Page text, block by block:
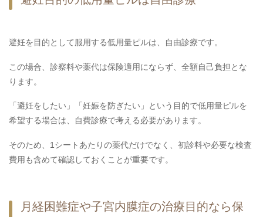
避妊を目的として服用する低用量ピルは、自由診療です。
この場合、診察料や薬代は保険適用にならず、全額自己負担とな
ります。
「避妊をしたい」「妊娠を防ぎたい」という目的で低用量ピルを
希望する場合は、自費診療で考える必要があります。
そのため、1シートあたりの薬代だけでなく、初診料や必要な検査
費用も含めて確認しておくことが重要です。
月経困難症や子宮内膜症の治療目的なら保